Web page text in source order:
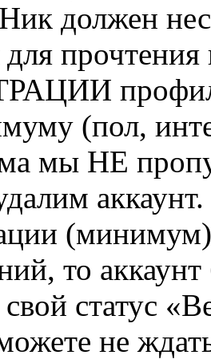
должен
для
профиль
(пол,
мы НЕ
то
статус
не